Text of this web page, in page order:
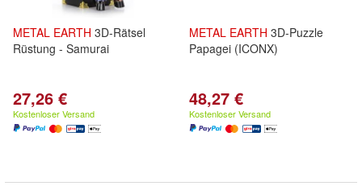
METAL EARTH 3D-Rätsel
Rüstung - Samurai
27,26 €
Kostenloser Versand
METAL EARTH 3D-Puzzle
Papagei (ICONX)
48,27 €
Kostenloser Versand